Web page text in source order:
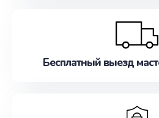
Бесплатный выезд